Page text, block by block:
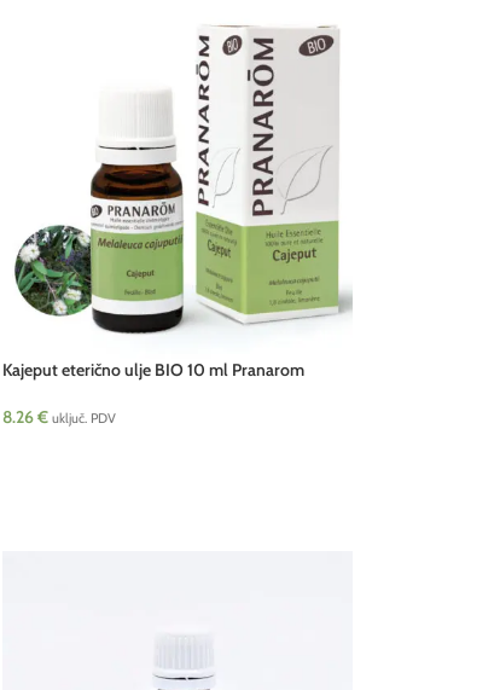
Kajeput eterično ulje BIO 10 ml Pranarom
8.26€ uključ. PDV